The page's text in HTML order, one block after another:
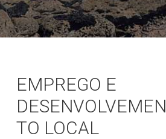
EMPREGO E
DESENVOLVEMEN
TO LOCAL